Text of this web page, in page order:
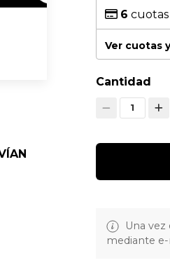
6
Ver cuotas
Cantidad
1
Una
mediante